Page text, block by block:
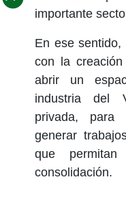
importante
En ese
con la
abrir un
industria del
privada, para
generar
que
consolidación.